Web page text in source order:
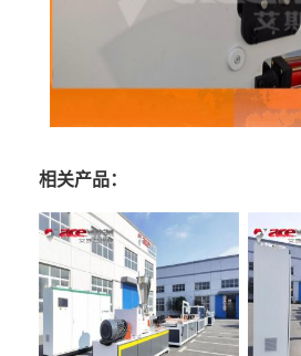
相关产品：